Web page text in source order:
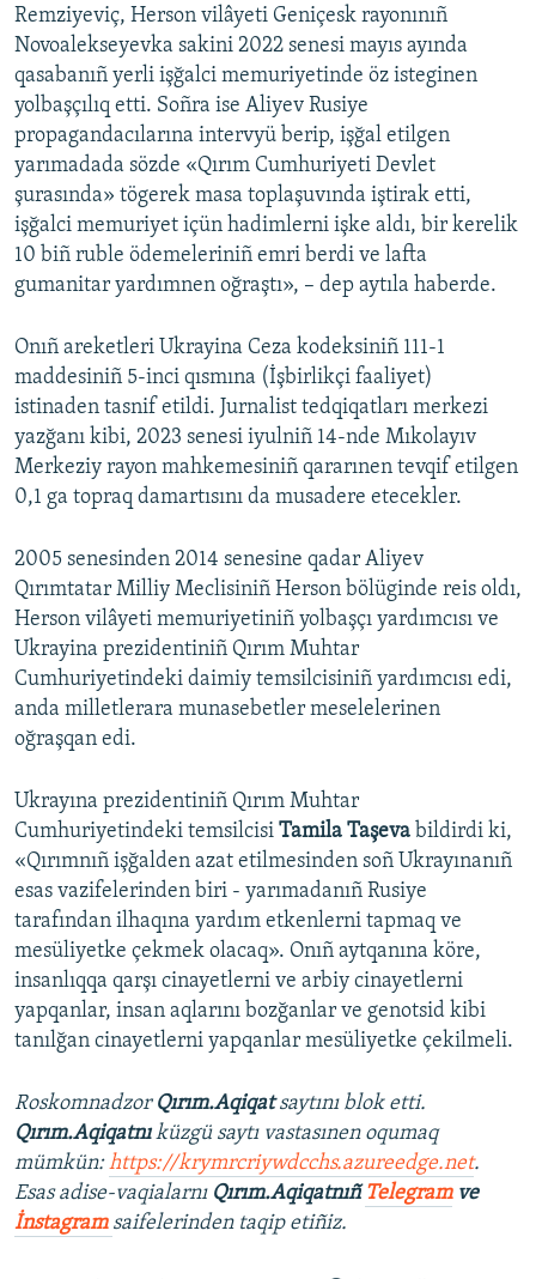
Remziyeviç, Herson vilâyeti Geniçesk rayonınıñ
Novoalekseyevka sakini 2022 senesi mayıs ayında
qasabanıñ yerli işğalci memuriyetinde öz isteginen
yolbaşçılıq etti. Soñra ise Aliyev Rusiye
propagandacılarına intervyü berip, işğal etilgen
yarımadada sözde «Qırım Cumhuriyeti Devlet
şurasında» tögerek masa toplaşuvında iştirak etti,
işğalci memuriyet içün hadimlerni işke aldı, bir kerelik
10 biñ ruble ödemeleriniñ emri berdi ve lafta
gumanitar yardımnen oğraştı», – dep aytıla haberde.
Onıñ areketleri Ukrayina Ceza kodeksiniñ 111-1
maddesiniñ 5-inci qısmına (İşbirlikçi faaliyet)
istinaden tasnif etildi. Jurnalist tedqiqatları merkezi
yazğanı kibi, 2023 senesi iyulniñ 14-nde Mıkolayıv
Merkeziy rayon mahkemesiniñ qararınen tevqif etilgen
0,1 ga topraq damartısını da musadere etecekler.
2005 senesinden 2014 senesine qadar Aliyev
Qırımtatar Milliy Meclisiniñ Herson bölüginde reis oldı,
Herson vilâyeti memuriyetiniñ yolbaşçı yardımcısı ve
Ukrayina prezidentiniñ Qırım Muhtar
Cumhuriyetindeki daimiy temsilcisiniñ yardımcısı edi,
anda milletlerara munasebetler meselelerinen
oğraşqan edi.
Ukrayına prezidentiniñ Qırım Muhtar
Cumhuriyetindeki temsilcisi Tamila Taşeva bildirdi ki,
«Qırımnıñ işğalden azat etilmesinden soñ Ukrayınanıñ
esas vazifelerinden biri - yarımadanıñ Rusiye
tarafından ilhaqına yardım etkenlerni tapmaq ve
mesüliyetke çekmek olacaq». Onıñ aytqanına köre,
insanlıqqa qarşı cinayetlerni ve arbiy cinayetlerni
yapqanlar, insan aqlarını bozğanlar ve genotsid kibi
tanılğan cinayetlerni yapqanlar mesüliyetke çekilmeli.
Roskomnadzor Qırım.Aqiqatsaytını blok etti.
Qırım.Aqiqatnıküzgü saytı vastasınen oqumaq
mümkün:https://krymrcriywdcchs.azureedge.net.
Esas adise-vaqialarnı Qırım.Aqiqatnıñ Telegramve
İnstagram saifelerinden taqip etiñiz.